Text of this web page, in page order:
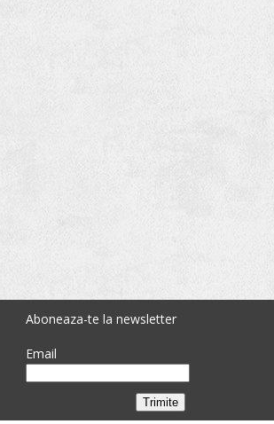
Aboneaza-te la newsletter
Email